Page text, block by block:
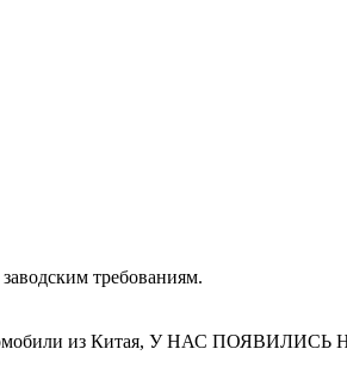
требованиям.
автомобили из Китая, У НАС